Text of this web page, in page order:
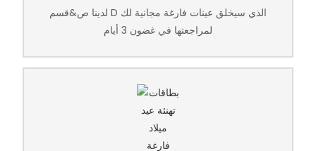
لدينا ص&قسم D الذي سيخلق عينات فارغة مجانية لك
لمراجعتها في غضون 3 أيام